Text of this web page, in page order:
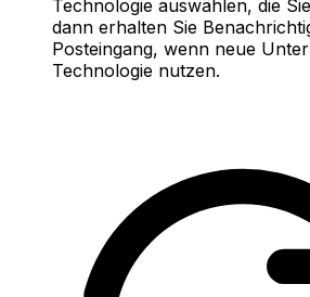
Technologie auswählen, die
dann erhalten Sie
Posteingang, wenn neue
Technologie nutzen.